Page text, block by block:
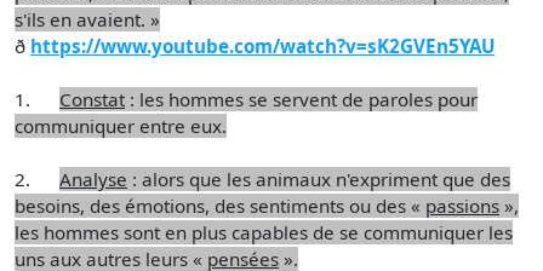
s'ils en avaient. »
ð https://www.youtube.com/watch?v=sK2GVEn5YAU
1. Constat : les hommes se servent de paroles pour
communiquer entre eux.
2. Analyse : alors que les animaux n'expriment que des
besoins, des émotions, des sentiments ou des « passions »,
les hommes sont en plus capables de se communiquer les
uns aux autres leurs « pensées ».